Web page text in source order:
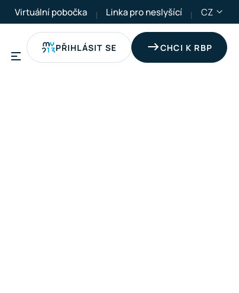
Virtuální pobočka Linka pro neslyšící CZ
PŘIHLÁSIT SE CHCI K RBP